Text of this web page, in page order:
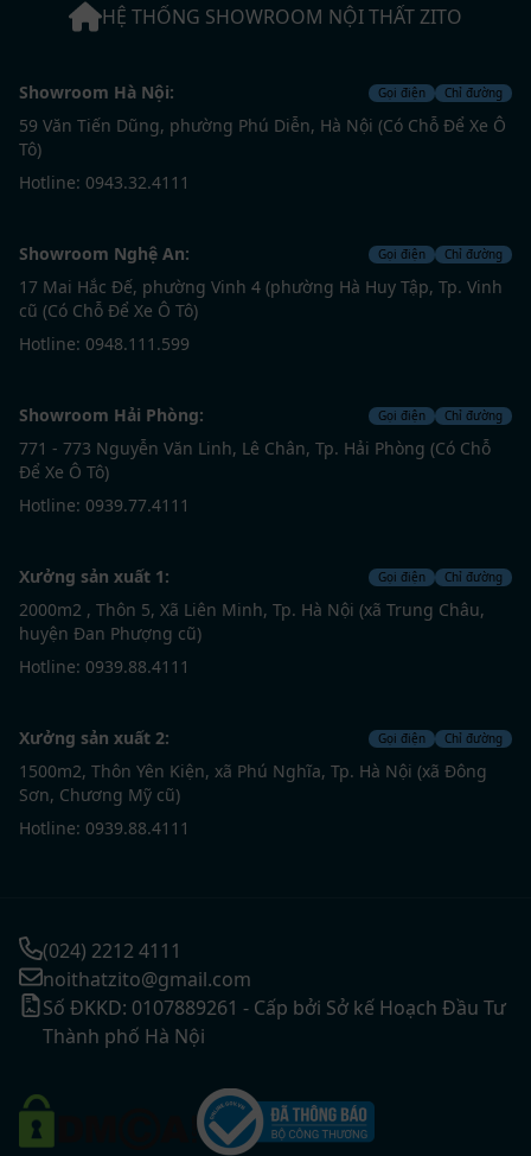
HỆ THỐNG SHOWROOM NỘI THẤT ZITO
Showroom Hà Nội: Gọi điện Chỉ đường
59 Văn Tiến Dũng, phường Phú Diễn, Hà Nội (Có Chỗ Để Xe Ô
Tô)
Hotline: 0943.32.4111
Showroom Nghệ An: Gọi điện Chỉ đường
17 Mai Hắc Đế, phường Vinh 4 (phường Hà Huy Tập, Tp. Vinh
cũ (Có Chỗ Để Xe Ô Tô)
Hotline: 0948.111.599
Showroom Hải Phòng: Gọi điện Chỉ đường
771 - 773 Nguyễn Văn Linh, Lê Chân, Tp. Hải Phòng (Có Chỗ
Để Xe Ô Tô)
Hotline: 0939.77.4111
Xưởng sản xuất 1: Gọi điện Chỉ đường
2000m2 , Thôn 5, Xã Liên Minh, Tp. Hà Nội (xã Trung Châu,
huyện Đan Phượng cũ)
Hotline: 0939.88.4111
Xưởng sản xuất 2: Gọi điện Chỉ đường
1500m2, Thôn Yên Kiện, xã Phú Nghĩa, Tp. Hà Nội (xã Đông
Sơn, Chương Mỹ cũ)
Hotline: 0939.88.4111
(024) 2212 4111
noithatzito@gmail.com
Số ĐKKD: 0107889261 - Cấp bởi Sở kế Hoạch Đầu Tư
Thành phố Hà Nội